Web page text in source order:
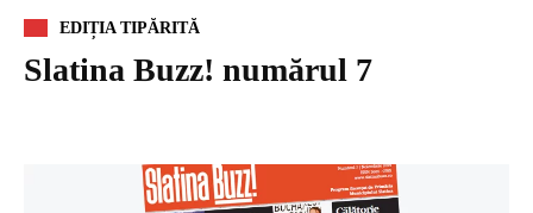
EDIȚIA TIPĂRITĂ
Slatina Buzz! numărul 7